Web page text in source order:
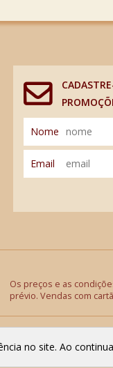
Nome
Email
Os preços e as
prévio. Vendas com
no site. Ao